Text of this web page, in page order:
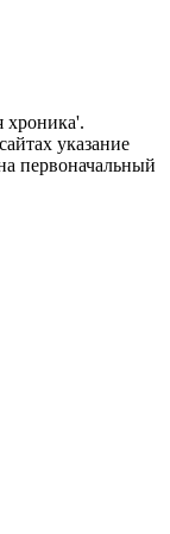
указание
первоначальный